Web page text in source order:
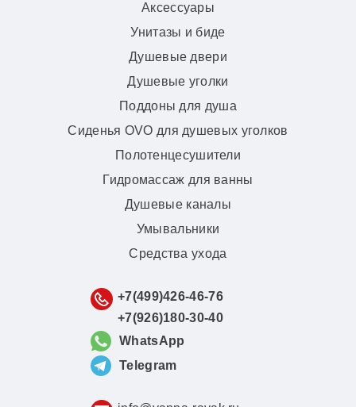
Аксессуары
Унитазы и биде
Душевые двери
Душевые уголки
Поддоны для душа
Сиденья OVO для душевых уголков
Полотенцесушители
Гидромассаж для ванны
Душевые каналы
Умывальники
Средства ухода
+7(499)426-46-76
+7(926)180-30-40
WhatsApp
Telegram